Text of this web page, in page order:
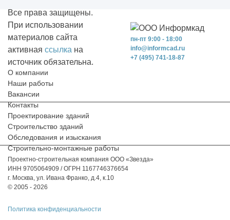
пн-пт 9:00 - 18:00
+7 (495) 741-18-87
info@informcad.ru
О компании
Наши работы
Вакансии
Контакты
Проектирование зданий
Строительство зданий
Обследования и изыскания
Строительно-монтажные работы
Проектно-строительная компания ООО «Звезда»
ИНН 9705064909 / ОГРН 1167746376654
г. Москва, ул. Ивана Франко, д.4, к.10
© 2005 - 2026
Политика конфиденциальности
Все права защищены.
При использовании
материалов сайта
активная ссылка на
источник обязательна.